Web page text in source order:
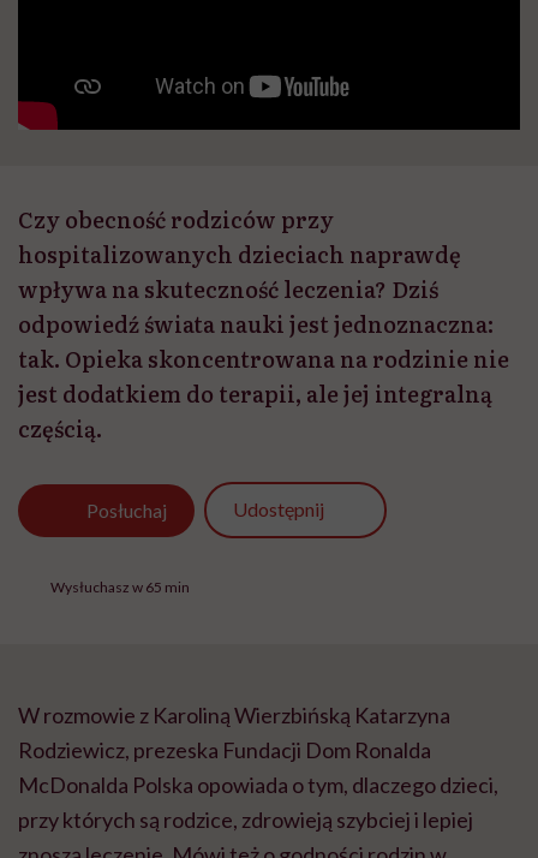
Czy obecność rodziców przy
hospitalizowanych dzieciach naprawdę
wpływa na skuteczność leczenia? Dziś
odpowiedź świata nauki jest jednoznaczna:
tak. Opieka skoncentrowana na rodzinie nie
jest dodatkiem do terapii, ale jej integralną
częścią.
Posłuchaj Udostępnij
Wysłuchasz w 65 min
W rozmowie z Karoliną Wierzbińską Katarzyna
Rodziewicz, prezeska Fundacji Dom Ronalda
McDonalda Polska opowiada o tym, dlaczego dzieci,
przy których są rodzice, zdrowieją szybciej i lepiej